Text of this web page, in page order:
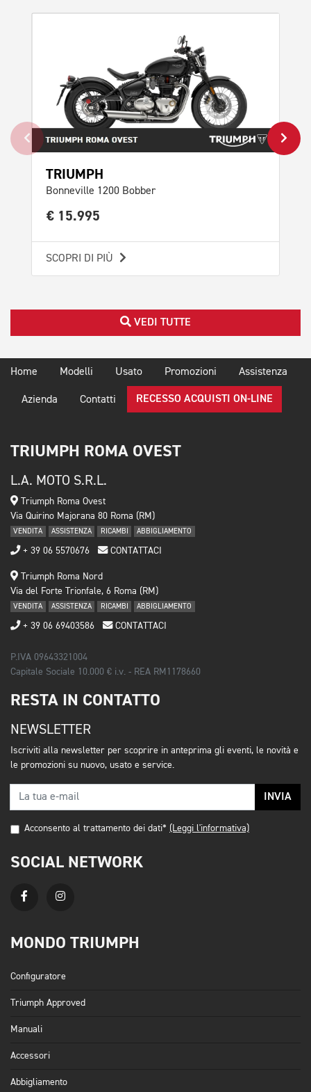
TRIUMPH
Bonneville 1200 Bobber
€ 15.995
SCOPRI DI PIÙ
VEDI TUTTE
Home Modelli Usato Promozioni Assistenza
Azienda Contatti RECESSO ACQUISTI ON-LINE
TRIUMPH ROMA OVEST
L.A. MOTO S.R.L.
Triumph Roma Ovest
Via Quirino Majorana 80 Roma (RM)
VENDITA ASSISTENZA RICAMBI ABBIGLIAMENTO
+ 39 06 5570676 CONTATTACI
Triumph Roma Nord
Via del Forte Trionfale, 6 Roma (RM)
VENDITA ASSISTENZA RICAMBI ABBIGLIAMENTO
+ 39 06 69403586 CONTATTACI
P.IVA 09643321004
Capitale Sociale 10.000 € i.v. - REA RM1178660
RESTA IN CONTATTO
NEWSLETTER
Iscriviti alla newsletter per scoprire in anteprima gli eventi, le novità e
le promozioni su nuovo, usato e service.
INVIA
Acconsento al trattamento dei dati* (Leggi l'informativa)
SOCIAL NETWORK
MONDO TRIUMPH
Configuratore
Triumph Approved
Manuali
Accessori
Abbigliamento